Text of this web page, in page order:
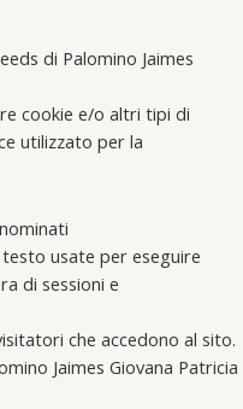
di Palomino Jaimes
cookie e/o altri tipi di
utilizzato per la
usate per eseguire
di sessioni e
che accedono al sito.
Jaimes Giovana Patricia